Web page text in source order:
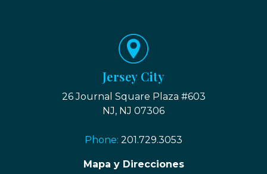
Jersey City
26 Journal Square Plaza #603
NJ, NJ 07306
Phone: 201.729.3053
Mapa y Direcciones